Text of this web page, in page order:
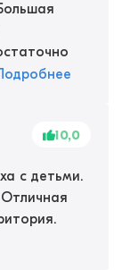
10,0
с детьми.